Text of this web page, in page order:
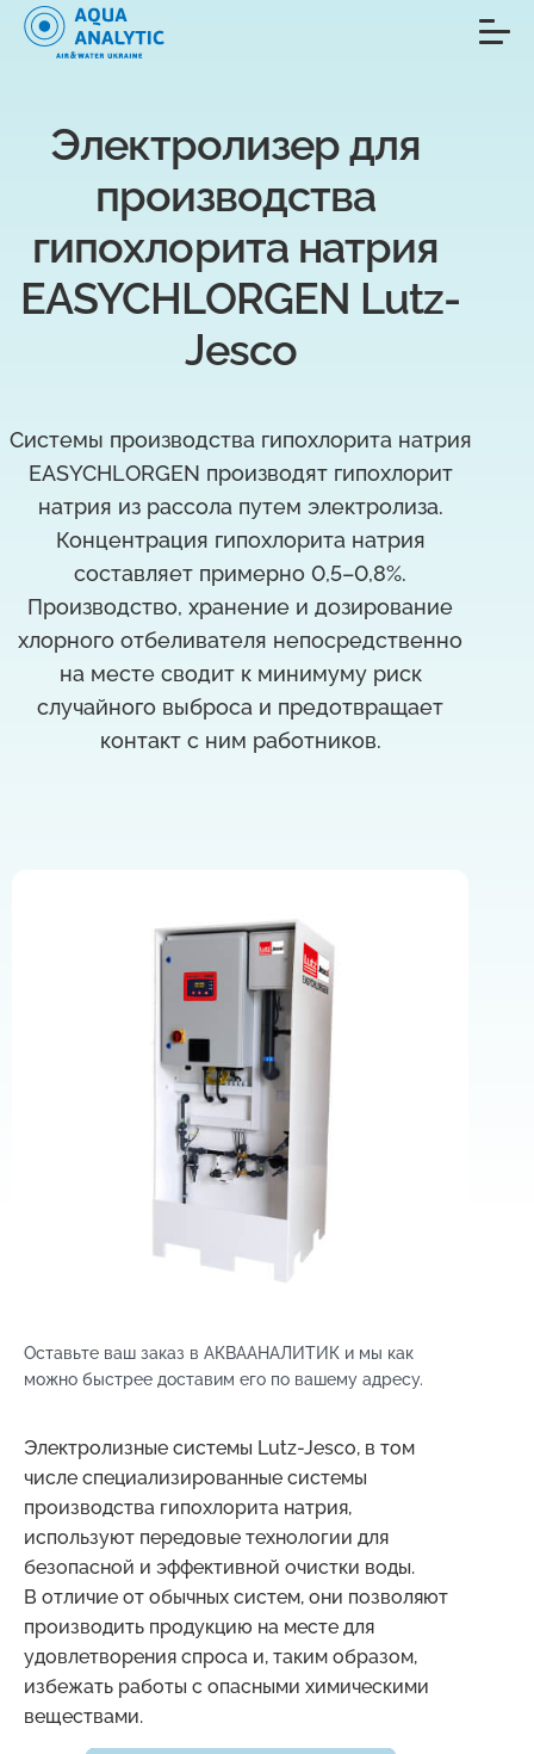
Электролизер для
производства
гипохлорита натрия
EASYCHLORGEN Lutz-
Jesco
Системы производства гипохлорита натрия
EASYCHLORGEN производят гипохлорит
натрия из рассола путем электролиза.
Концентрация гипохлорита натрия
составляет примерно 0,5–0,8%.
Производство, хранение и дозирование
хлорного отбеливателя непосредственно
на месте сводит к минимуму риск
случайного выброса и предотвращает
контакт с ним работников.
Оставьте ваш заказ в АКВААНАЛИТИК и мы как
можно быстрее доставим его по вашему адресу.
Электролизные системы Lutz-Jesco, в том
числе специализированные системы
производства гипохлорита натрия,
используют передовые технологии для
безопасной и эффективной очистки воды.
В отличие от обычных систем, они позволяют
производить продукцию на месте для
удовлетворения спроса и, таким образом,
избежать работы с опасными химическими
веществами.